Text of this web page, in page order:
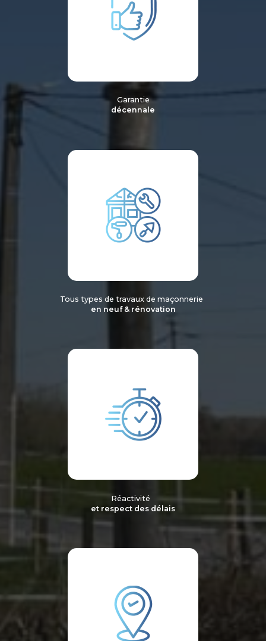
Garantie
décennale
Tous types de travaux de maçonnerie
en neuf & rénovation
Réactivité
et respect des délais